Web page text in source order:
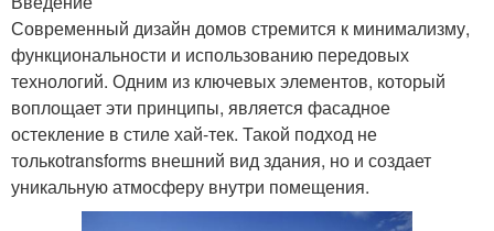
Современный дизайн домов стремится к минимализму,
функциональности и использованию передовых
технологий. Одним из ключевых элементов, который
воплощает эти принципы, является фасадное
остекление в стиле хай-тек. Такой подход не
толькоtransforms внешний вид здания, но и создает
уникальную атмосферу внутри помещения.